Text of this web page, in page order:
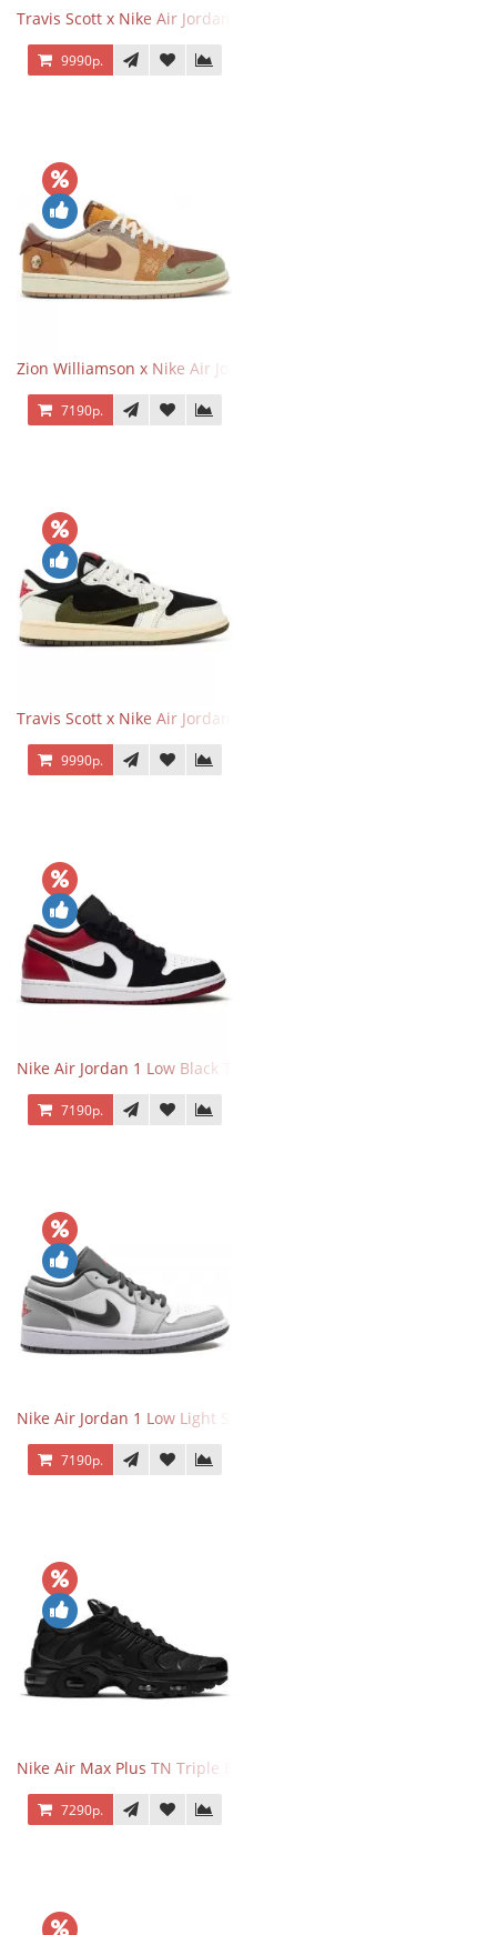
Travis Scott x Nike Air Jordan 1 Retro Low OG SP Black Phantom
9990р.
Zion Williamson x Nike Air Jordan 1 Retro Low OG Voodoo
7190р.
Travis Scott x Nike Air Jordan 1 Retro Low OG SP Olive
9990р.
Nike Air Jordan 1 Low Black Toe
7190р.
Nike Air Jordan 1 Low Light Smoke Grey
7190р.
Nike Air Max Plus TN Triple Black
7290р.